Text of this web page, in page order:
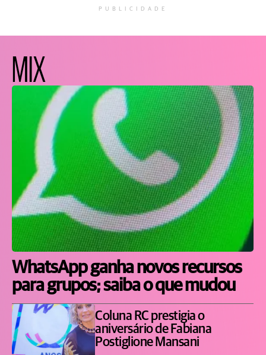
PUBLICIDADE
MIX
WhatsApp ganha novos recursos
para grupos; saiba o que mudou
Coluna RC prestigia o
aniversário de Fabiana
Postiglione Mansani